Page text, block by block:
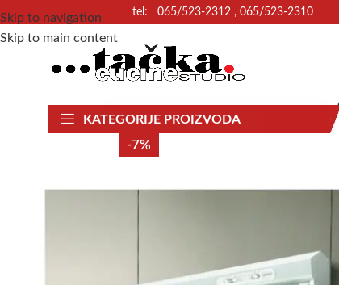
Skip to navigation
Skip to main content
tel: 065/523-2312 , 065/523-2310
KATEGORIJE PROIZVODA
-7%